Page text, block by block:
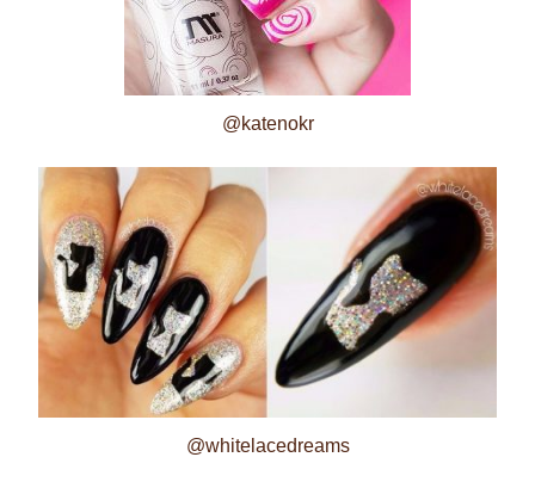
@katenokr
@whitelacedreams